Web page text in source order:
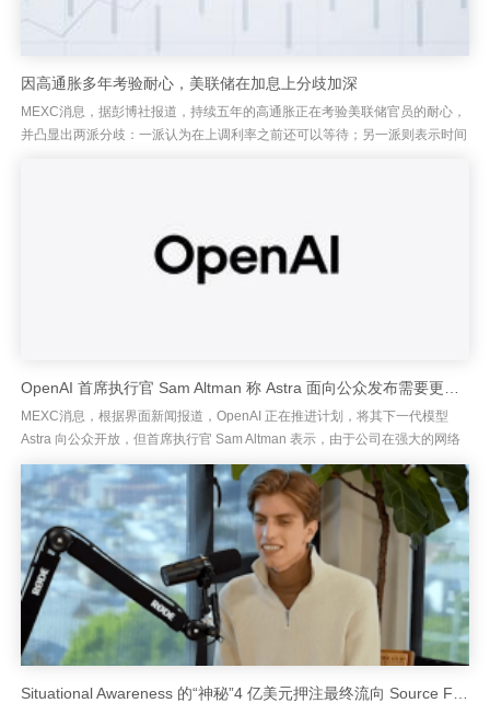
因高通胀多年考验耐心，美联储在加息上分歧加深
MEXC消息，据彭博社报道，持续五年的高通胀正在考验美联储官员的耐心，
并凸显出两派分歧：一派认为在上调利率之前还可以等待；另一派则表示时间
OpenAI 首席执行官 Sam Altman 称 Astra 面向公众发布需要更多时间以确保安全
MEXC消息，根据界面新闻报道，OpenAI 正在推进计划，将其下一代模型
Astra 向公众开放，但首席执行官 Sam Altman 表示，由于公司在强大的网络
安全能力方面具有优势，需要“多一点时间...